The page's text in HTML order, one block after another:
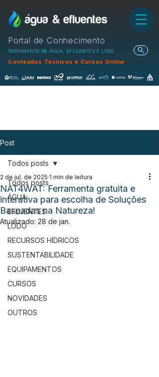
Portal de Conhecimento
TRATAMENTO DE ÁGUA, EFLUENTES E LODO
Conteúdos Técnicos e Cursos Online
Post
Todos posts
ÁGUA
EFLUENTES
LODO
RECURSOS HÍDRICOS
SUSTENTABILIDADE
EQUIPAMENTOS
CURSOS
NOVIDADES
OUTROS
Todos posts
NAT4WAT: Ferramenta gratuita e
interativa para escolha de Soluções
Baseadas na Natureza!
2 de jul. de 2025 1 min de leitura
Atualizado: 28 de jan.